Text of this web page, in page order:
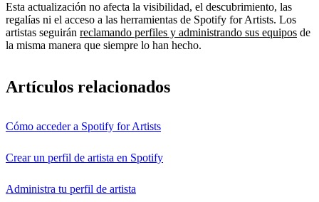
Esta actualización no afecta la visibilidad, el descubrimiento, las
regalías ni el acceso a las herramientas de Spotify for Artists. Los
artistas seguirán reclamando perfiles y administrando sus equipos de
la misma manera que siempre lo han hecho.
Artículos relacionados
Cómo acceder a Spotify for Artists
Crear un perfil de artista en Spotify
Administra tu perfil de artista